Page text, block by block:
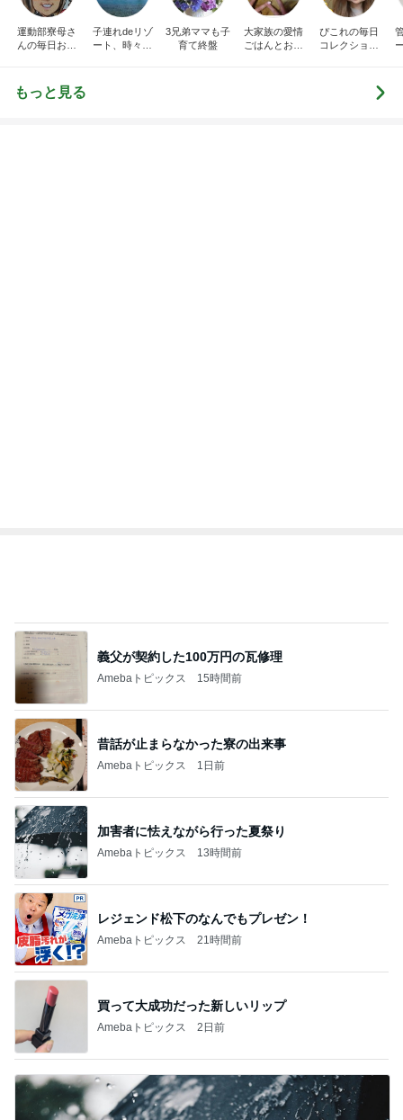
運動部寮母さ
んの毎日お弁
子連れdeリゾ
ート、時々キ
3兄弟ママも子
育て終盤
大家族の愛情
ごはんとお弁
ぴこれの毎日
コレクション
もっと見る
義父が契約した100万円の瓦修理
Amebaトピックス 15時間前
昔話が止まらなかった寮の出来事
Amebaトピックス 1日前
加害者に怯えながら行った夏祭り
Amebaトピックス 13時間前
レジェンド松下のなんでもプレゼン！
Amebaトピックス 21時間前
買って大成功だった新しいリップ
Amebaトピックス 2日前